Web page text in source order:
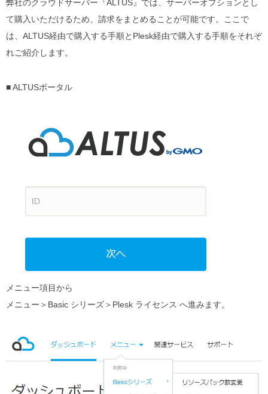
弊社のクラウドサーバー『ALTUS』では、サーバーオプションとし
て購入いただけるため、請求をまとめることが可能です。ここで
は、ALTUS経由で購入する手順とPlesk経由で購入する手順をそれぞ
れご紹介します。
■ ALTUSポータル
メニュー項目から
メニュー＞Basic シリーズ＞Plesk ライセンス へ進みます。